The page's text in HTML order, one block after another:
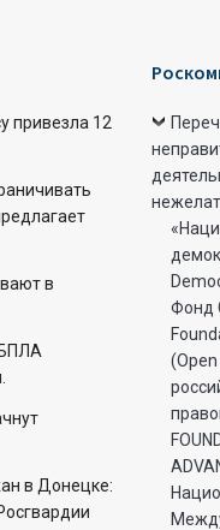
привезла 12
в
БПЛА
в Донецке:
Фонд